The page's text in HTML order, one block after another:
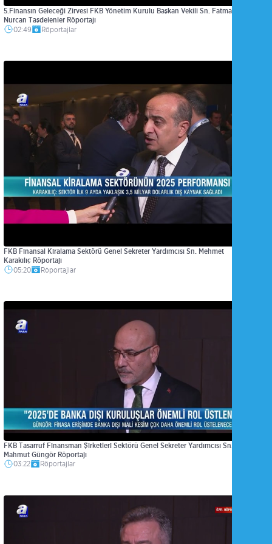
5.Finansın Geleceği Zirvesi FKB Yönetim Kurulu Başkan Vekili Sn. Fatma
Nurcan Taşdelenler Röportajı
02:49
Röportajlar
FKB Finansal Kiralama Sektörü Genel Sekreter Yardımcısı Sn. Mehmet
Karakılıç Röportajı
05:20
Röportajlar
FKB Tasarruf Finansman Şirketleri Sektörü Genel Sekreter Yardımcısı Sn.
Mahmut Güngör Röportajı
03:22
Röportajlar